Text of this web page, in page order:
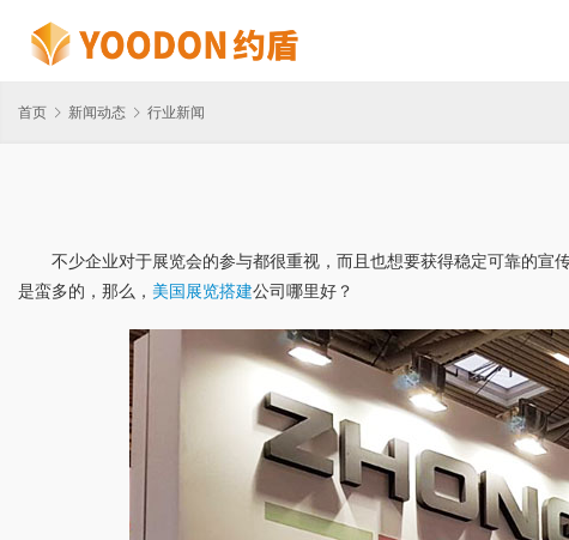
首页 新闻动态 行业新闻
不少企业对于展览会的参与都很重视，而且也想要获得稳定可靠的
是蛮多的，那么， 美国展览搭建公司哪里好？